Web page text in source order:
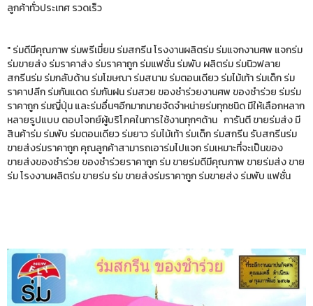
ลูกค้าทั่วประเทศ รวดเร็ว
" ร่มดีมีคุณภาพ ร่มพรีเมี่ยม ร่มสกรีน โรงงานผลิตร่ม ร่มแจกงานศพ แจกร่ม
ร่มขายส่ง ร่มราคาส่ง ร่มราคาถูก ร่มแฟชั่น ร่มพับ ผลิตร่ม ร่มนิวฟลาย
สกรีนร่ม ร่มกลับด้าน ร่มโฆษณา ร่มสนาม ร่มตอนเดียว ร่มไม้เท้า ร่มเด็ก ร่ม
ราคาปลีก ร่มกันแดด ร่มกันฝน ร่มสวย ของชำร่วยงานศพ ของชำร่วย ร่มร่ม
ราคาถูก ร่มญี่ปุ่น และร่มอื่นๆอีกมากมายจัดจำหน่ายร่มทุกชนิด มีให้เลือกหลาก
หลายรูปแบบ ตอบโจทย์ผู้บริโภคในการใช้งานทุกๆด้าน การันตี ขายร่มส่ง มี
สินค้าร่ม ร่มพับ ร่มตอนเดียว ร่มยาว ร่มไม้เท้า ร่มเด็ก ร่มสกรีน รับสกรีนร่ม
ขายส่งร่มราคาถูก คุณลูกค้าสามารถเอาร่มไปแจก ร่มเหมาะที่จะเป็นของ
ขายส่งของชำร่วย ของชำร่วยราคาถูก ร่ม ขายร่มดีมีคุณภาพ ขายร่มส่ง ขาย
ร่ม โรงงานผลิตร่ม ขายร่ม ร่ม ขายส่งร่มราคาถูก ร่มขายส่ง ร่มพับ แฟชั่น